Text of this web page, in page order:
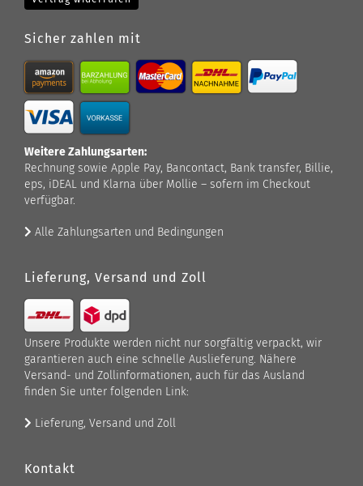
Sicher zahlen mit
Weitere Zahlungsarten:
Rechnung sowie Apple Pay, Bancontact, Bank transfer, Billie,
eps, iDEAL und Klarna über Mollie – sofern im Checkout
verfügbar.
Alle Zahlungsarten und Bedingungen
Lieferung, Versand und Zoll
Unsere Produkte werden nicht nur sorgfältig verpackt, wir
garantieren auch eine schnelle Auslieferung. Nähere
Versand- und Zollinformationen, auch für das Ausland
finden Sie unter folgenden Link:
Lieferung, Versand und Zoll
Kontakt